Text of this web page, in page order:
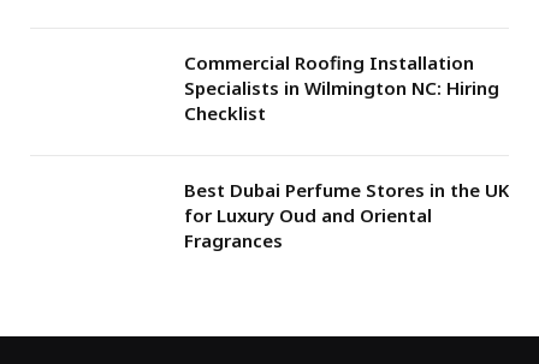
Commercial Roofing Installation
Specialists in Wilmington NC: Hiring
Checklist
Best Dubai Perfume Stores in the UK
for Luxury Oud and Oriental
Fragrances